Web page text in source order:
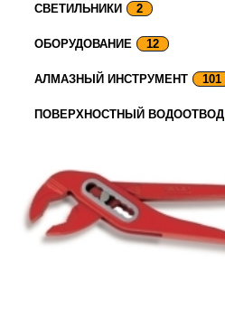
СВЕТИЛЬНИКИ 2
ОБОРУДОВАНИЕ 12
АЛМАЗНЫЙ ИНСТРУМЕНТ 101
ПОВЕРХНОСТНЫЙ ВОДООТВОД